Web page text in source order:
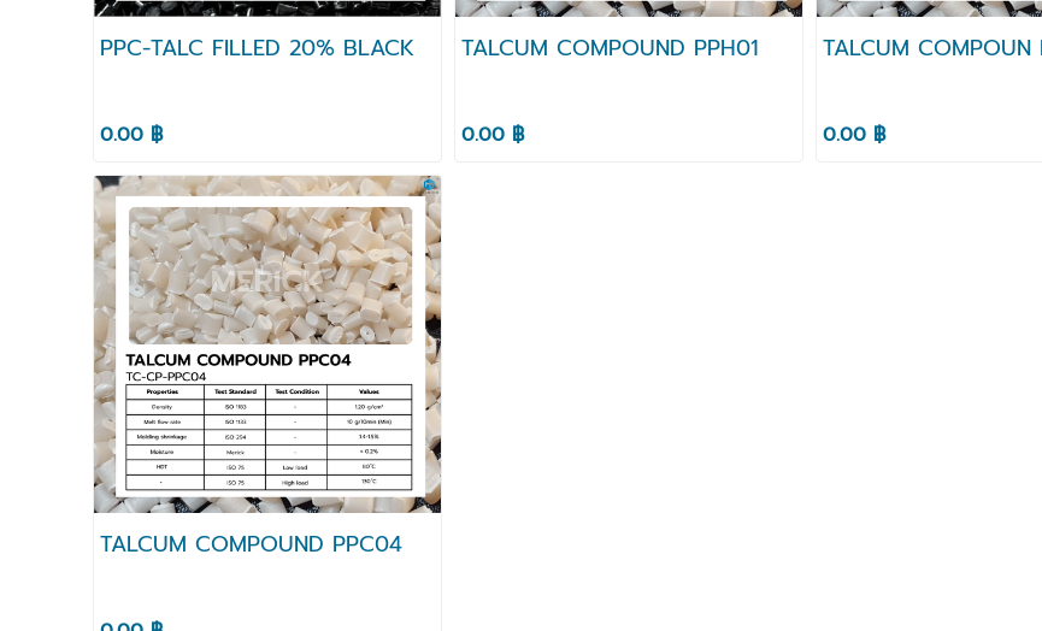
PPC-TALC FILLED 20% BLACK
0.00 ฿
TALCUM COMPOUND PPH01
0.00 ฿
TALCUM COMPOUN
0.00 ฿
TALCUM COMPOUND PPC04